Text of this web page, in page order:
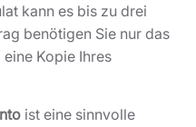
kann es bis zu drei
benötigen Sie nur das
Kopie Ihres
ist eine sinnvolle